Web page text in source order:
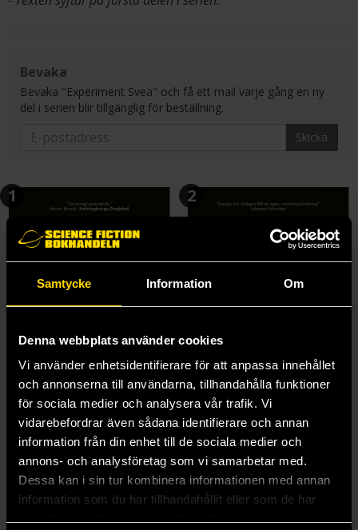
Samtycke Information Om
Denna webbplats använder cookies
Vi använder enhetsidentifierare för att anpassa innehållet
och annonserna till användarna, tillhandahålla funktioner
för sociala medier och analysera vår trafik. Vi
vidarebefordrar även sådana identifierare och annan
information från din enhet till de sociala medier och
annons- och analysföretag som vi samarbetar med.
Dessa kan i sin tur kombinera informationen med annan
information som du har tillhandahållit eller som de har
Bevaka
Bevaka "Experiment Svea" och få ett mail varje gång en ny
del i serien blir tillgänglig för beställning.
Skicka
1
Experiment Svea : Chippet
Linnea Malmgren
110 kr
2
Experiment Svea : Spelet
Linnea Malmgren
110 kr